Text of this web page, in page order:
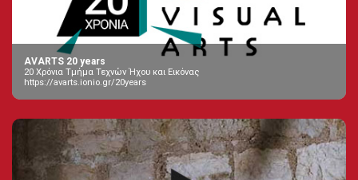
AVARTS 20 years
20 Χρόνια Τμήμα Τεχνών Ήχου και Εικόνας
https://avarts.ionio.gr/20years